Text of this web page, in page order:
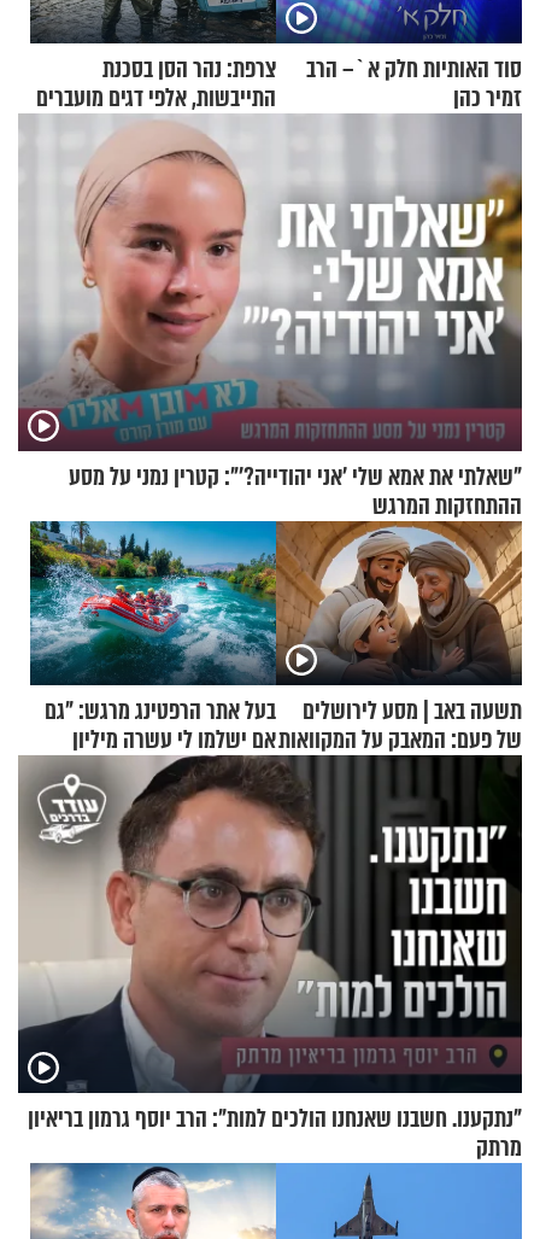
סוד האותיות חלק א`– הרב
זמיר כהן
צרפת: נהר הסן בסכנת
התייבשות, אלפי דגים מועברים
במבצעי חילוץ
"שאלתי את אמא שלי 'אני יהודייה?'": קטרין נמני על מסע
ההתחזקות המרגש
תשעה באב | מסע לירושלים
של פעם: המאבק על המקוואות
בעל אתר הרפטינג מרגש: "גם
אם ישלמו לי עשרה מיליון
שקלים - לא אפתח בשבת"
"נתקענו. חשבנו שאנחנו הולכים למות": הרב יוסף גרמון בריאיון
מרתק